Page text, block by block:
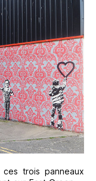
trois panneaux